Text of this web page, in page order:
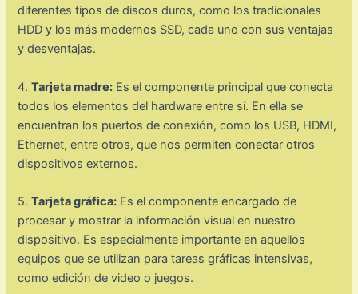
diferentes tipos de discos duros, como los tradicionales
HDD y los más modernos SSD, cada uno con sus ventajas
y desventajas.
4.Tarjeta madre: Es el componente principal que conecta
todos los elementos del hardware entre sí. En ella se
encuentran los puertos de conexión, como los USB, HDMI,
Ethernet, entre otros, que nos permiten conectar otros
dispositivos externos.
5.Tarjeta gráfica: Es el componente encargado de
procesar y mostrar la información visual en nuestro
dispositivo. Es especialmente importante en aquellos
equipos que se utilizan para tareas gráficas intensivas,
como edición de video o juegos.